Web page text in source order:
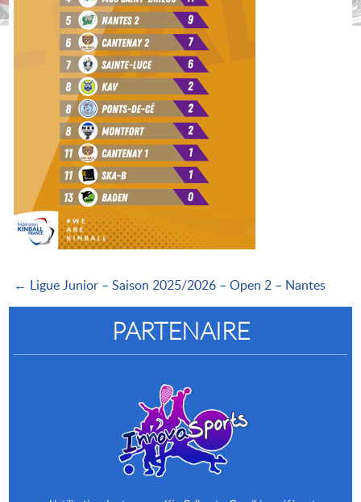
← Ligue Junior – Saison 2025/2026 – Open 2 – Nantes
PARTENAIRE